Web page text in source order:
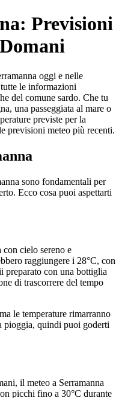
Previsioni
oggi e nelle
le informazioni
del comune sardo. Che tu
una passeggiata al mare o
previste per la
previsioni meteo più recenti.
sono fondamentali per
Ecco cosa puoi aspettarti
con cielo sereno e
raggiungere i 28°C, con
preparato con una bottiglia
di trascorrere del tempo
le temperature rimarranno
pioggia, quindi puoi goderti
il meteo a Serramanna
picchi fino a 30°C durante